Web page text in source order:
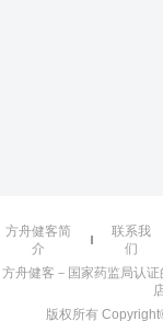
方舟健客简
介
联系我
们
方舟健客－国家药监局认
版权所有